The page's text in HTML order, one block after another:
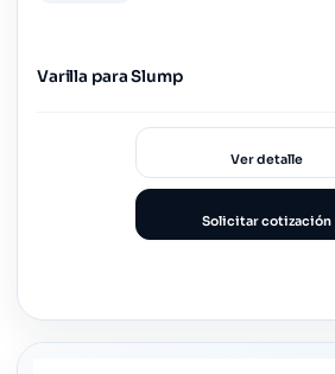
Varilla para Slump
Ver detalle
Solicitar cotización